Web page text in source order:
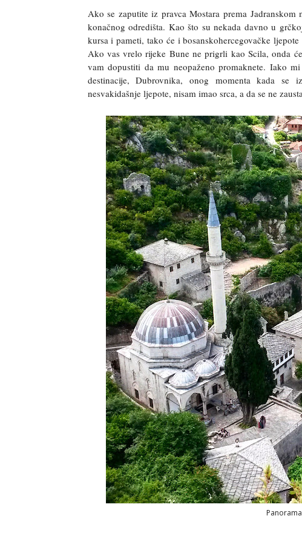
Ako se zaputite iz pravca Mostara prema
konačnog odredišta. Kao što su nekada davno u
kursa i pameti, tako će i bosanskohercegovačke
Ako vas vrelo rijeke Bune ne prigrli kao Scila, onda
vam dopustiti da mu neopaženo promaknete. Iako
destinacije, Dubrovnika, onog momenta kada se
nesvakidašnje ljepote, nisam imao srca, a da se ne